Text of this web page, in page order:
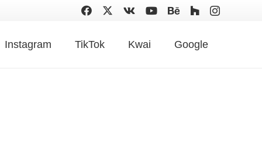
Instagram TikTok Kwai Google